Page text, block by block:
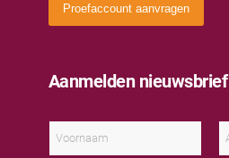
Proefaccount aanvragen
Aanmelden nieuwsbrief
a